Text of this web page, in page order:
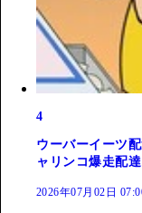
4
ウーバーイーツ
ャリンコ爆走配達
2026年07月02日